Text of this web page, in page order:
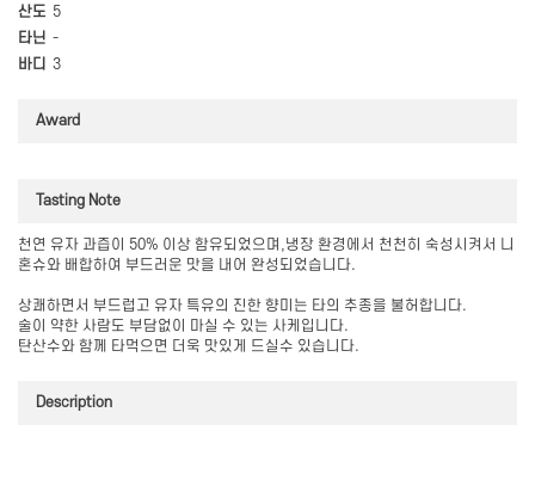
산도 5
타닌 -
바디 3
Award
Tasting Note
천연 유자 과즙이 50% 이상 함유되었으며,냉장 환경에서 천천히 숙성시켜서 니
혼슈와 배합하여 부드러운 맛을 내어 완성되었습니다.
상쾌하면서 부드럽고 유자 특유의 진한 향미는 타의 추종을 불허합니다.
술이 약한 사람도 부담없이 마실 수 있는 사케입니다.
탄산수와 함께 타먹으면 더욱 맛있게 드실수 있습니다.
Description